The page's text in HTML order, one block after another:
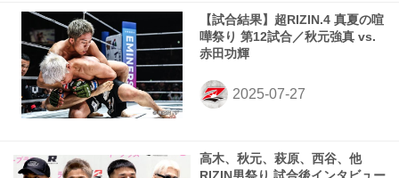
【試合結果】超RIZIN.4 真夏の喧
嘩祭り 第12試合／秋元強真 vs.
赤田功輝
高木、秋元、萩原、西谷、他